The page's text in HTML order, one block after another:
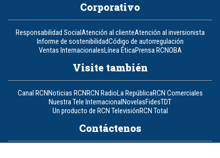
Corporativo
Responsabilidad SocialAtención al clienteAtención al inversionista
Informe de sostenibilidadCódigo de autorregulación
Ventas InternacionalesLínea ÉticaPrensa RCNOBA
Visite también
Canal RCNNoticias RCNRCN RadioLa RepúblicaRCN Comerciales
Nuestra Tele InternacionalNovelasFidesTDT
Un producto de RCN TelevisiónRCN Total
Contáctenos